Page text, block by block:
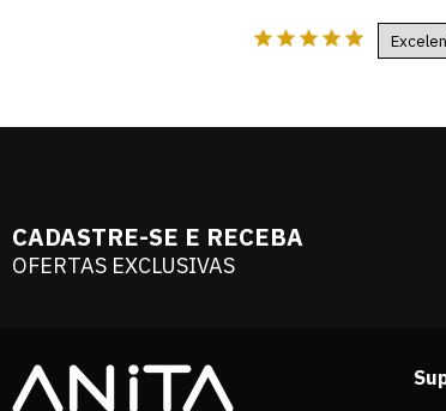
CADASTRE-SE E RECEBA
OFERTAS EXCLUSIVAS